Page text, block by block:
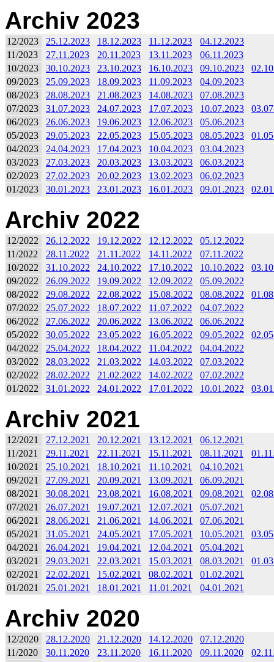
Archiv 2023
12/2023 25.12.2023 18.12.2023 11.12.2023
04.12.2023
11/2023
27.11.2023 20.11.2023 13.11.2023
06.11.2023
10/2023
30.10.2023 23.10.2023 16.10.2023 09.10.2023
09/2023
25.09.2023 18.09.2023 11.09.2023
04.09.2023
08/2023
28.08.2023 21.08.2023 14.08.2023
07.08.2023
07/2023
31.07.2023 24.07.2023 17.07.2023 10.07.2023
06/2023
26.06.2023 19.06.2023 12.06.2023
05.06.2023
05/2023
29.05.2023 22.05.2023 15.05.2023 08.05.2023
04/2023
24.04.2023 17.04.2023 10.04.2023
03.04.2023
03/2023
27.03.2023 20.03.2023 13.03.2023
06.03.2023
02/2023
27.02.2023 20.02.2023 13.02.2023
06.02.2023
01/2023
30.01.2023 23.01.2023 16.01.2023 09.01.2023
Archiv 2022
12/2022 26.12.2022 19.12.2022 12.12.2022
05.12.2022
11/2022
28.11.2022 21.11.2022 14.11.2022
07.11.2022
10/2022
31.10.2022 24.10.2022 17.10.2022 10.10.2022
09/2022
26.09.2022 19.09.2022 12.09.2022
05.09.2022
08/2022
29.08.2022 22.08.2022 15.08.2022 08.08.2022
07/2022
25.07.2022 18.07.2022 11.07.2022
04.07.2022
06/2022
27.06.2022 20.06.2022 13.06.2022
06.06.2022
05/2022
30.05.2022 23.05.2022 16.05.2022 09.05.2022
04/2022
25.04.2022 18.04.2022 11.04.2022
04.04.2022
03/2022
28.03.2022 21.03.2022 14.03.2022
07.03.2022
02/2022
28.02.2022 21.02.2022 14.02.2022
07.02.2022
01/2022
31.01.2022 24.01.2022 17.01.2022 10.01.2022
Archiv 2021
12/2021 27.12.2021 20.12.2021 13.12.2021
06.12.2021
11/2021
29.11.2021 22.11.2021 15.11.2021 08.11.2021
10/2021
25.10.2021 18.10.2021 11.10.2021
04.10.2021
09/2021
27.09.2021 20.09.2021 13.09.2021
06.09.2021
08/2021
30.08.2021 23.08.2021 16.08.2021 09.08.2021
07/2021
26.07.2021 19.07.2021 12.07.2021
05.07.2021
06/2021
28.06.2021 21.06.2021 14.06.2021
07.06.2021
05/2021
31.05.2021 24.05.2021 17.05.2021 10.05.2021
04/2021
26.04.2021 19.04.2021 12.04.2021
05.04.2021
03/2021
29.03.2021 22.03.2021 15.03.2021 08.03.2021
02/2021
22.02.2021 15.02.2021 08.02.2021
01.02.2021
01/2021
25.01.2021 18.01.2021 11.01.2021 04.01.2021
Archiv 2020
12/2020 28.12.2020 21.12.2020 14.12.2020
07.12.2020
11/2020
30.11.2020 23.11.2020 16.11.2020 09.11.2020